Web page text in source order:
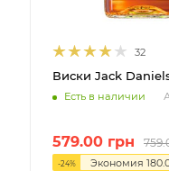
32
Виски Jack
Есть в наличии
579.00 грн
-24% Экономия